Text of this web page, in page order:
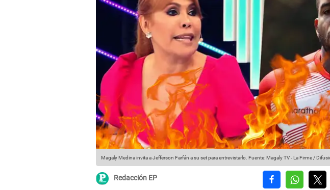
Magaly Medina invita a Jefferson Farfán a su set para entrevistarlo. Fuente: Magaly TV - La Firme /
Redacción EP